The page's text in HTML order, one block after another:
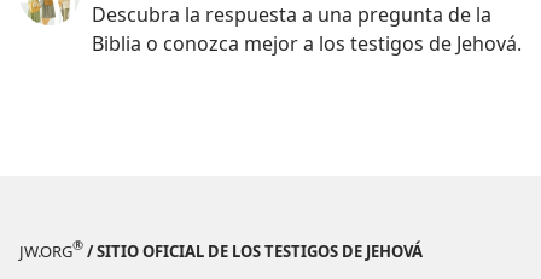
Descubra la respuesta a una pregunta de la
Biblia o conozca mejor a los testigos de Jehová.
JW.ORG® / SITIO OFICIAL DE LOS TESTIGOS DE JEHOVÁ